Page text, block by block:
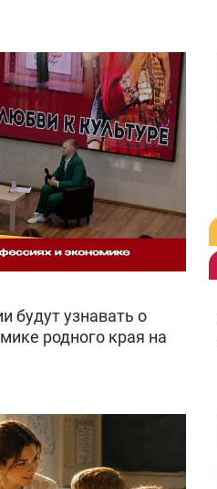
будут узнавать о
родного края на